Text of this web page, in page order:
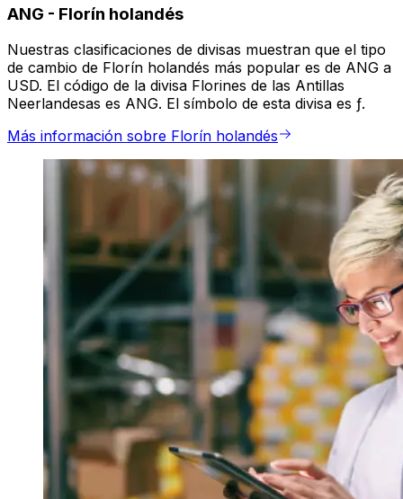
ANG - Florín holandés
Nuestras clasificaciones de divisas muestran que el tipo
de cambio de Florín holandés más popular es de ANG a
USD. El código de la divisa Florines de las Antillas
Neerlandesas es ANG. El símbolo de esta divisa es ƒ.
Más información sobre Florín holandés